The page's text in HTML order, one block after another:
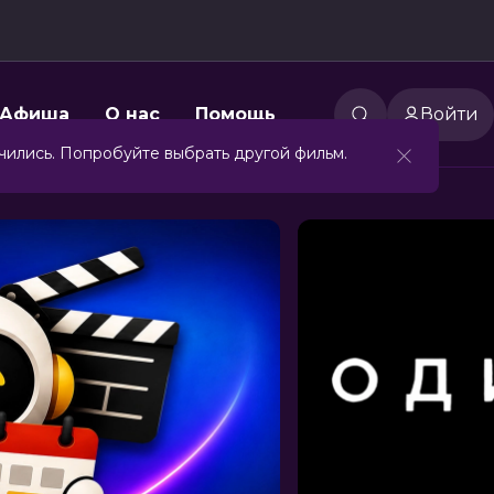
Афиша О нас Помощь Войти
Попробуйте выбрать другой фильм.